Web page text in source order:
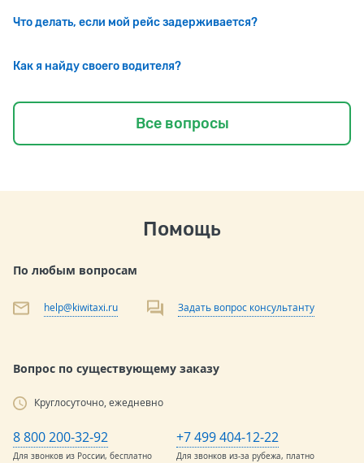
Что делать, если мой рейс задерживается?
Как я найду своего водителя?
Все вопросы
Помощь
По любым вопросам
help@kiwitaxi.ru Задать вопрос консультанту
Вопрос по существующему заказу
Круглосуточно, ежедневно
8 800 200-32-92
Для звонков из России, бесплатно
+7 499 404-12-22
Для звонков из-за рубежа, платно